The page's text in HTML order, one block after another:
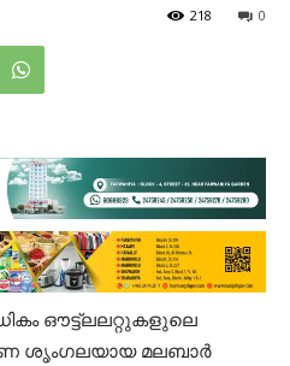
0
218
ഔട്ട്ലലറ്റുകളുലെ
ശൃംഗലയായ മലബാര്‍